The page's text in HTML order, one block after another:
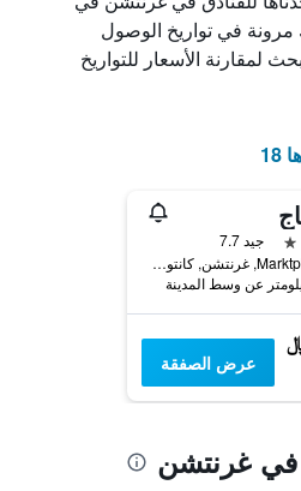
مرونة في تواريخ الوصول
لمقارنة الأسعار للتواريخ
جيد 7.7
Marktplatz 7, غرنتشن, كانتون سولوتورن, سويسرا
عرض الصفقة
في غرنتشن